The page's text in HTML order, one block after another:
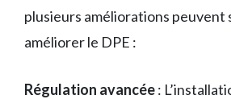
plusieurs améliorations
améliorer le DPE :
Régulation avancée: